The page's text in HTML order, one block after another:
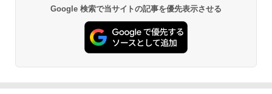
Google 検索で当サイトの記事を優先表示させる